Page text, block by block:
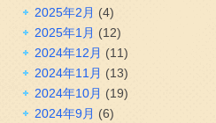
2025年2月 (4)
2025年1月 (12)
2024年12月 (11)
2024年11月 (13)
2024年10月 (19)
2024年9月 (6)